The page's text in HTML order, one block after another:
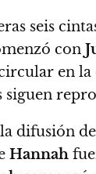
seis
con
en la
la difusión
Hannah